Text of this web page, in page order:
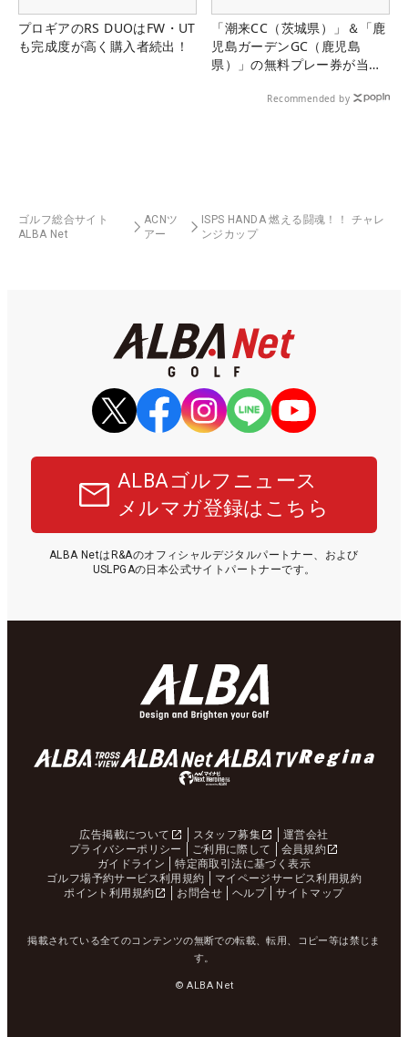
プロギアのRS DUOはFW・UT
も完成度が高く購入者続出！
「潮来CC（茨城県）」＆「鹿
児島ガーデンGC（鹿児島
県）」の無料プレー券が当た
Recommended by
ゴルフ総合サイト
ALBA Net
ACNツ
アー
ISPS HANDA 燃える闘魂！！ チャレ
ンジカップ
ALBAゴルフニュース
メルマガ登録はこちら
ALBA NetはR&Aのオフィシャルデジタルパートナー、および
USLPGAの日本公式サイトパートナーです。
広告掲載について スタッフ募集
運営会社
プライバシーポリシー
ご利用に際して
会員規約
ガイドライン
特定商取引法に基づく表示
ゴルフ場予約サービス利用規約
マイページサービス利用規約
ポイント利用規約
お問合せ ヘルプ サイトマップ
掲載されている全てのコンテンツの無断での転載、転用、コピー等は禁じま
す。
© ALBA Net